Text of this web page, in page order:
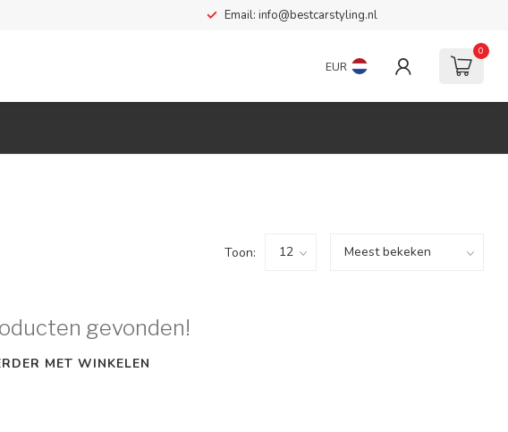
Email: info@bestcarstyling.nl
EUR
0
Toon:
gevonden!
MET WINKELEN